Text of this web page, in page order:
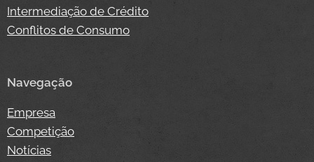
Intermediação de Crédito
Conflitos de Consumo
Navegação
Empresa
Competição
Notícias